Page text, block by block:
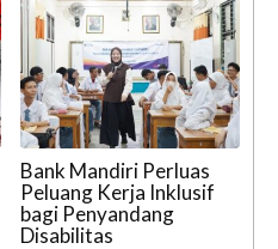
Bank Mandiri Perluas
Peluang Kerja Inklusif
bagi Penyandang
Disabilitas